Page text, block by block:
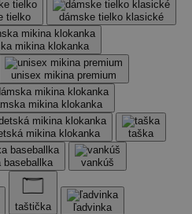
tielko dámske tielko klasické
mikina klokanka
unisex mikina premium
mikina klokanka
mikina klokanka taška
baseballka vankúš
taštička ľadvinka